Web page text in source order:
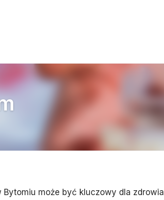
może być kluczowy dla zdrowia